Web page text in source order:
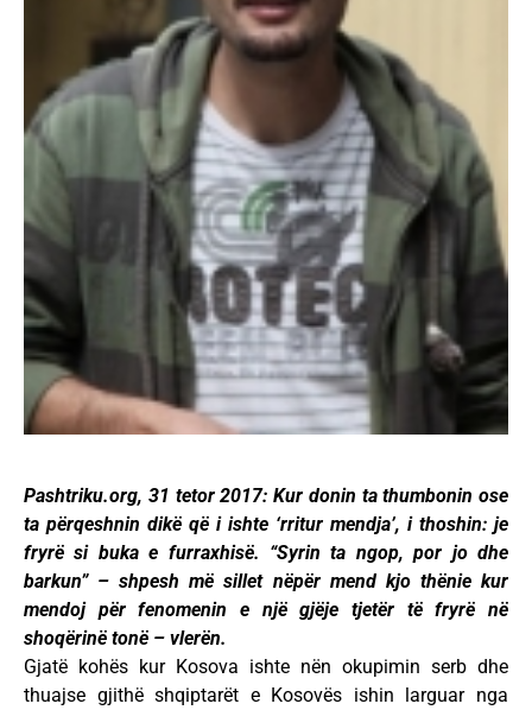
Pashtriku.org, 31 tetor 2017: Kur donin ta thumbonin ose
ta përqeshnin dikë që i ishte ‘rritur mendja’, i thoshin: je
fryrë si buka e furraxhisë. “Syrin ta ngop, por jo dhe
barkun” – shpesh më sillet nëpër mend kjo thënie kur
mendoj për fenomenin e një gjëje tjetër të fryrë në
shoqërinë tonë – vlerën.
Gjatë kohës kur Kosova ishte nën okupimin serb dhe
thuajse gjithë shqiptarët e Kosovës ishin larguar nga